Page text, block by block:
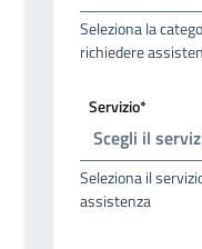
Seleziona la
richiedere
Servizio*
Seleziona il
assistenza